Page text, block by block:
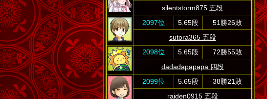
silentstorm875 五段
2097位
5.65段
51勝26敗
sutora365 五段
2098位
5.65段
72勝55敗
dadadapapapa 四段
2099位
5.65段
38勝21敗
raiden0915 五段